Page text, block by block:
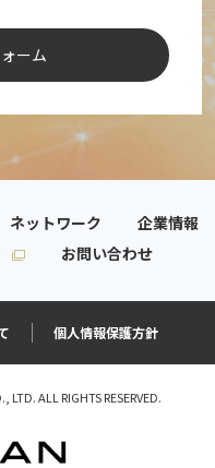
ーム
ネットワーク
企業情報
お問い合わせ
個人情報保護方針
ALL RIGHTS RESERVED.